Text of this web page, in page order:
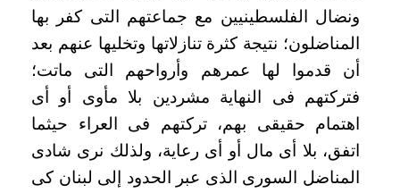
ونضال الفلسطينيين مع جماعتهم التى كفر بها
المناضلون؛ نتيجة كثرة تنازلاتها وتخليها عنهم بعد
أن قدموا لها عمرهم وأرواحهم التى ماتت؛
فتركتهم فى النهاية مشردين بلا مأوى أو أى
اهتمام حقيقى بهم، تركتهم فى العراء حيثما
اتفق، بلا أى مال أو أى رعاية، ولذلك نرى شادى
المناضل السورى الذى عبر الحدود إلى لبنان كى